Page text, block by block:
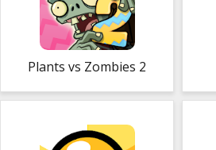
Plants vs Zombies 2